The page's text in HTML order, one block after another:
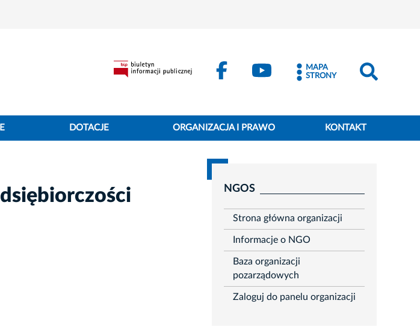
MAPA
STRONY
DOTACJE ORGANIZACJA I PRAWO KONTAKT
NGOS
Strona główna organizacji
Informacje o NGO
Baza organizacji
pozarządowych
Zaloguj do panelu organizacji